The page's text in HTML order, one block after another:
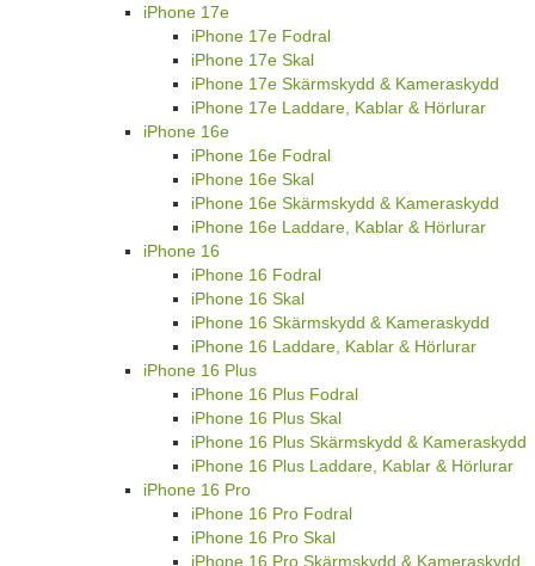
iPhone 17e
iPhone 17e Fodral
iPhone 17e Skal
iPhone 17e Skärmskydd & Kameraskydd
iPhone 17e Laddare, Kablar & Hörlurar
iPhone 16e
iPhone 16e Fodral
iPhone 16e Skal
iPhone 16e Skärmskydd & Kameraskydd
iPhone 16e Laddare, Kablar & Hörlurar
iPhone 16
iPhone 16 Fodral
iPhone 16 Skal
iPhone 16 Skärmskydd & Kameraskydd
iPhone 16 Laddare, Kablar & Hörlurar
iPhone 16 Plus
iPhone 16 Plus Fodral
iPhone 16 Plus Skal
iPhone 16 Plus Skärmskydd & Kameraskydd
iPhone 16 Plus Laddare, Kablar & Hörlurar
iPhone 16 Pro
iPhone 16 Pro Fodral
iPhone 16 Pro Skal
iPhone 16 Pro Skärmskydd & Kameraskydd